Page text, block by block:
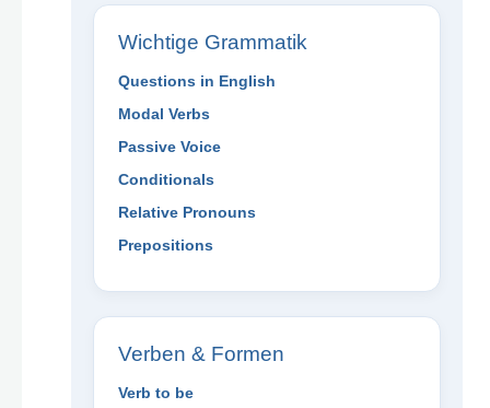
Wichtige Grammatik
Questions in English
Modal Verbs
Passive Voice
Conditionals
Relative Pronouns
Prepositions
Verben & Formen
Verb to be